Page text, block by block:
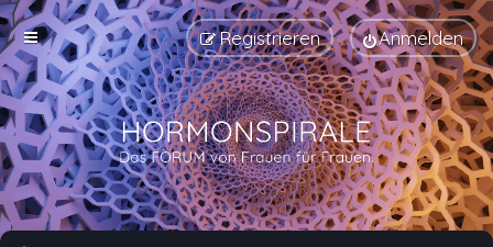
Anmelden
Registrieren